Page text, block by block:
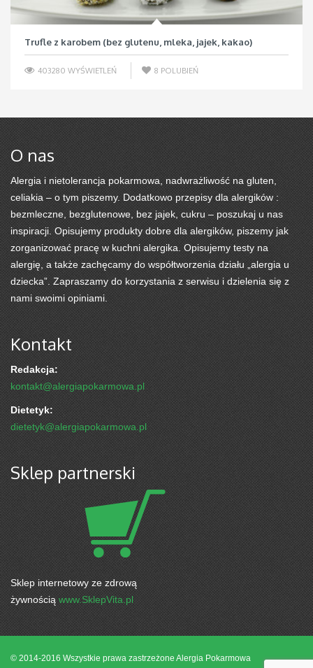
Trufle z karobem (bez glutenu, mleka, jajek, kakao)
403280 WYŚWIETLEŃ 8 POLUBIEŃ
O nas
Alergia i nietolerancja pokarmowa, nadwrażliwość na gluten,
celiakia – o tym piszemy. Dodatkowo przepisy dla alergików :
bezmleczne, bezglutenowe, bez jajek, cukru – poszukaj u nas
inspiracji. Opisujemy produkty dobre dla alergików, piszemy jak
zorganizować pracę w kuchni alergika. Opisujemy testy na
alergię, a także zachęcamy do współtworzenia działu „alergia u
dziecka”. Zapraszamy do korzystania z serwisu i dzielenia się z
nami swoimi opiniami.
Kontakt
Redakcja:
kontakt@alergiapokarmowa.pl
Dietetyk:
dietetyk@alergiapokarmowa.pl
Sklep partnerski
Sklep internetowy ze zdrową
żywnością www.SklepVita.pl
© 2014-2016 Wszystkie prawa zastrzeżone Alergia Pokarmowa